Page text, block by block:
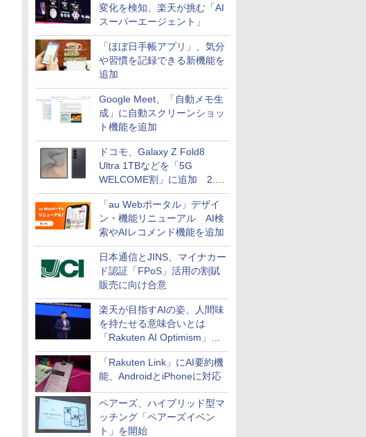
変化を検知、楽天が挑む「AI
スーパーエージェント」
「ほぼ日手帳アプリ」、気分
や習慣を記録できる新機能を
追加
Google Meet、「自動メモ生
成」に自動スクリーンショッ
ト機能を追加
ドコモ、Galaxy Z Fold8
Ultra 1TBなどを「5G
WELCOME割」に追加 2.2
万円引き
「au Webポータル」デザイ
ン・機能リニューアル AI検
索やAIレコメンド機能を追加
日本通信とJINS、マイナカー
ド認証「FPoS」活用の割賦
販売に向け合意
楽天が目指すAIの姿、人間味
を持たせる意味合いとは
「Rakuten AI Optimism」三
木谷氏の基調講演
「Rakuten Link」にAI要約機
能、AndroidとiPhoneに対応
ペアーズ、ハイブリッド型マ
ッチング「ペアーズイベン
ト」を開始